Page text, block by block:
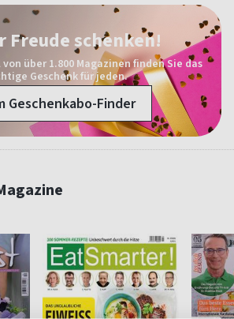
Freude schenken!
über 1.800 Magazinen finden Sie das
Geschenk für jeden.
Geschenkabo-Finder